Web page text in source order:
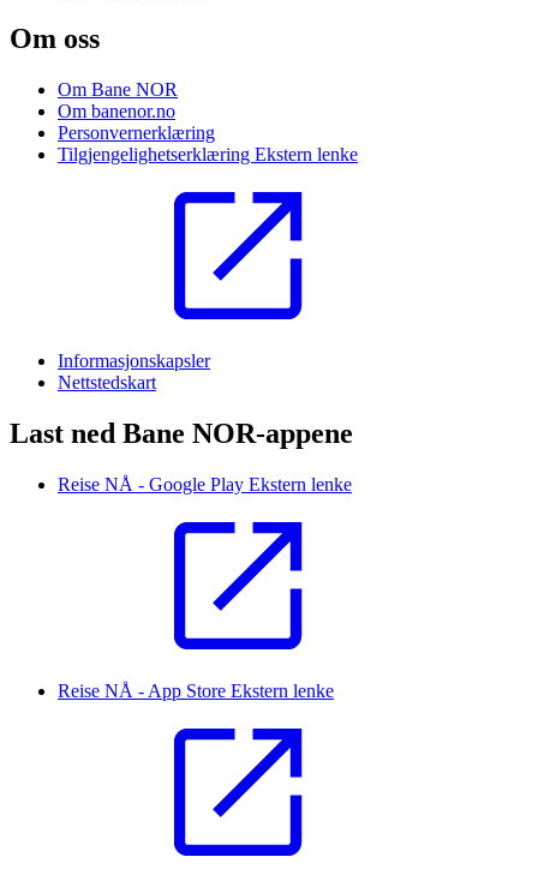
Om oss
Om Bane NOR
Om banenor.no
Personvernerklæring
Tilgjengelighetserklæring Ekstern lenke
Informasjonskapsler
Nettstedskart
Last ned Bane NOR-appene
Reise NÅ - Google Play Ekstern lenke
Reise NÅ - App Store Ekstern lenke